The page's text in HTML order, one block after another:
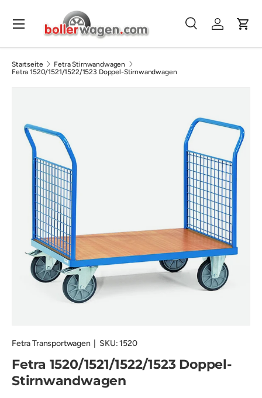
Direkt zum Inhalt
Suchen
SucheEinloggen
Menü
Startseite
Fetra Stirnwandwagen
Fetra 1520/1521/1522/1523 Doppel-Stirnwandwagen
Fetra Transportwagen| SKU:1520
Fetra 1520/1521/1522/1523 Doppel-
Stirnwandwagen